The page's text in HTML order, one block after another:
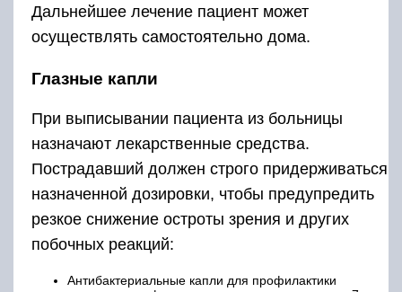
Дальнейшее лечение пациент может
осуществлять самостоятельно дома.
Глазные капли
При выписывании пациента из больницы
назначают лекарственные средства.
Пострадавший должен строго придерживаться
назначенной дозировки, чтобы предупредить
резкое снижение остроты зрения и других
побочных реакций:
Антибактериальные капли для профилактики